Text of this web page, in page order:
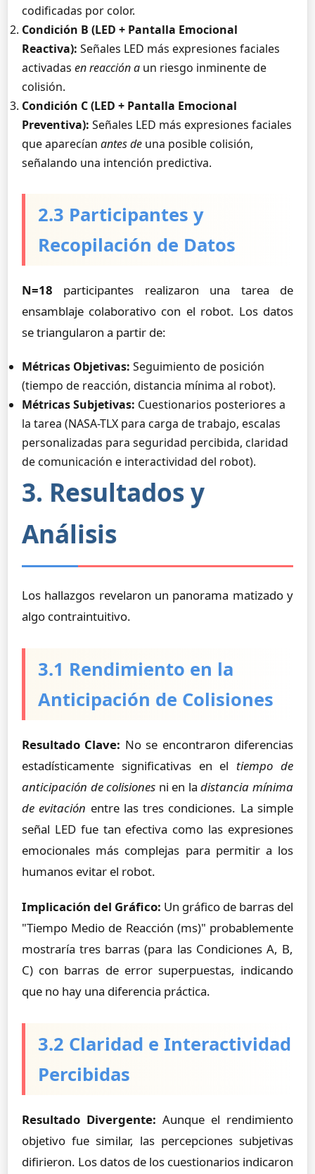
codificadas por color.
Condición B (LED + Pantalla Emocional
Reactiva): Señales LED más expresiones faciales
activadas en reacción a un riesgo inminente de
colisión.
Condición C (LED + Pantalla Emocional
Preventiva): Señales LED más expresiones faciales
que aparecían antes de una posible colisión,
señalando una intención predictiva.
2.3 Participantes y
Recopilación de Datos
N=18 participantes realizaron una tarea de
ensamblaje colaborativo con el robot. Los datos
se triangularon a partir de:
Métricas Objetivas: Seguimiento de posición
(tiempo de reacción, distancia mínima al robot).
Métricas Subjetivas: Cuestionarios posteriores a
la tarea (NASA-TLX para carga de trabajo, escalas
personalizadas para seguridad percibida, claridad
de comunicación e interactividad del robot).
3. Resultados y
Análisis
Los hallazgos revelaron un panorama matizado y
algo contraintuitivo.
3.1 Rendimiento en la
Anticipación de Colisiones
Resultado Clave: No se encontraron diferencias
estadísticamente significativas en el tiempo de
anticipación de colisiones ni en ladistancia mínima
de evitación entre las tres condiciones. La simple
señal LED fue tan efectiva como las expresiones
emocionales más complejas para permitir a los
humanos evitar el robot.
Implicación del Gráfico: Un gráfico de barras del
"Tiempo Medio de Reacción (ms)" probablemente
mostraría tres barras (para las Condiciones A, B,
C) con barras de error superpuestas, indicando
que no hay una diferencia práctica.
3.2 Claridad e Interactividad
Percibidas
Resultado Divergente: Aunque el rendimiento
objetivo fue similar, las percepciones subjetivas
difirieron. Los datos de los cuestionarios indicaron